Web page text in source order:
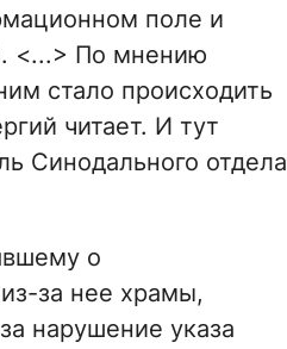
поле и
<...> По мнению
стало происходить
читает. И тут
Синодального отдела
о
за нее храмы,
нарушение указа